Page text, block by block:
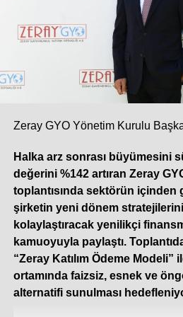
bakacak olursak, iklim
sıcaklıkların mevsim
sezonunun erken başlaması
ölçüde artırdı. 2025’te 3 milyon
Türkiye split klima pazarı,
yılın ilk beş ayında çift haneli bir
Yılın geri kalanında da bu sıcak
pazarın yüzde 10 ila 12 oranında
konumumuzun getirdiği
stok yaklaşımının ötesine geçen
güçlü tedarik zincirimiz ve geniş
talebe en hızlı ve güvenilir şekilde
ediyoruz.
Dijitalleşme
rekabet koşullarınızı
yönetimi ve gerçek
Zeray GYO Yönetim Kurulu
Halka arz sonrası büyümesini
değerini %142 artıran Zeray
toplantısında sektörün
şirketin yeni dönem
kolaylaştıracak yenilikçi
kamuoyuyla paylaştı.
“Zeray Katılım Ödeme Modeli”
ortamında faizsiz, esnek ve
alternatifi sunulması